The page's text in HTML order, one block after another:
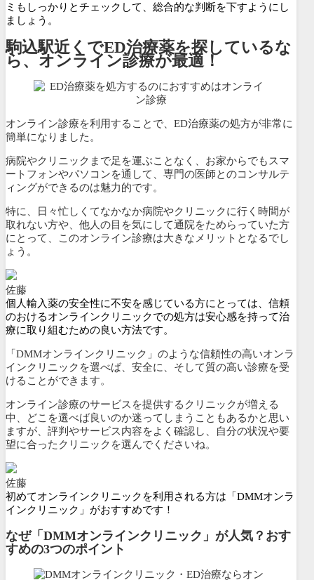
ミもしっかりとチェックして、総合的な判断を下すようにし
ましょう。
駒込駅近くでED治療薬を探しているな
ら、オンライン診療が最適！
オンライン診療を利用することで、ED治療薬の処方が非常に
簡単になりました。
病院やクリニックまで足を運ぶことなく、 お家からでもスマ
ートフォンやパソコンを通して、専門の医師とのコンサルテ
ィングができるのは魅力的です。
特に、
日々忙しくてなかなか病院やクリニックに行く時間が
取れない方や、他人の目を気にして通院をためらっていた方
にとって 、このオンライン診療は大きなメリットとなるでし
ょう。
佐藤
個人輸入薬の安全性に不安を感じている方にとっては、信頼
のおけるオンラインクリニックでの処方は安心感を持って治
療に取り組むための良い方法です。
「DMMオンラインクリニック」のような信頼性の高いオンラ
インクリニックを選べば、安全に、そして質の高い診療を受
けることができます。
オンライン診療のサービスを提供するクリニックが増える
中、どこを選べば良いのか迷ってしまうこともあるかと思い
ますが、評判やサービス内容をよく確認し、自分の状況や要
望に合ったクリニックを選んでくださいね。
佐藤
初めてオンラインクリニックを利用される方は「DMMオンラ
インクリニック」がおすすめです！
なぜ「DMMオンラインクリニック」が人気？おす
すめの3つのポイント